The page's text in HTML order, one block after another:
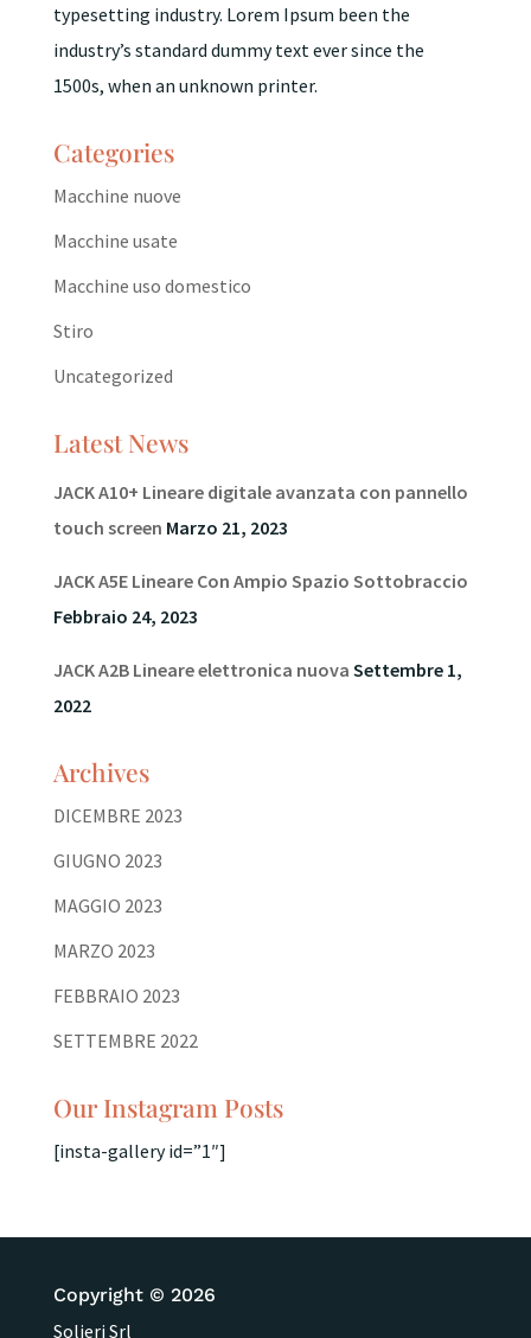
typesetting industry. Lorem Ipsum been the
industry’s standard dummy text ever since the
1500s, when an unknown printer.
Categories
Macchine nuove
Macchine usate
Macchine uso domestico
Stiro
Uncategorized
Latest News
JACK A10+ Lineare digitale avanzata con pannello
touch screen Marzo 21, 2023
JACK A5E Lineare Con Ampio Spazio Sottobraccio
Febbraio 24, 2023
JACK A2B Lineare elettronica nuova Settembre 1,
2022
Archives
DICEMBRE 2023
GIUGNO 2023
MAGGIO 2023
MARZO 2023
FEBBRAIO 2023
SETTEMBRE 2022
Our Instagram Posts
[insta-gallery id=”1″]
Copyright © 2026
Solieri Srl